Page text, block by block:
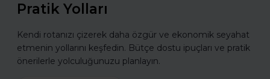
Pratik Yolları
Kendi rotanızı çizerek daha özgür ve ekonomik seyahat
etmenin yollarını keşfedin. Bütçe dostu ipuçları ve pratik
önerilerle yolculuğunuzu planlayın.